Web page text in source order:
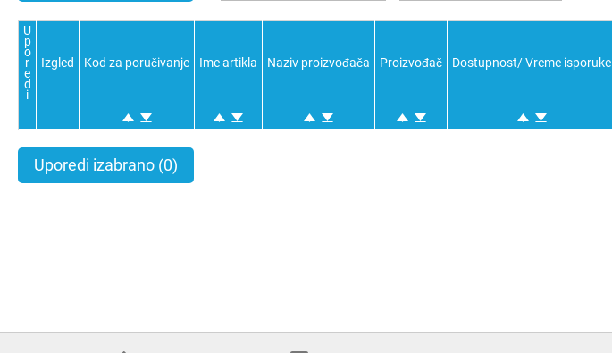
U
p
o
r
e
d
i
Izgled Kod za poručivanje Ime artikla Naziv proizvođača Proizvođač Dostupnost/ Vreme isporuke
Uporedi izabrano (0)